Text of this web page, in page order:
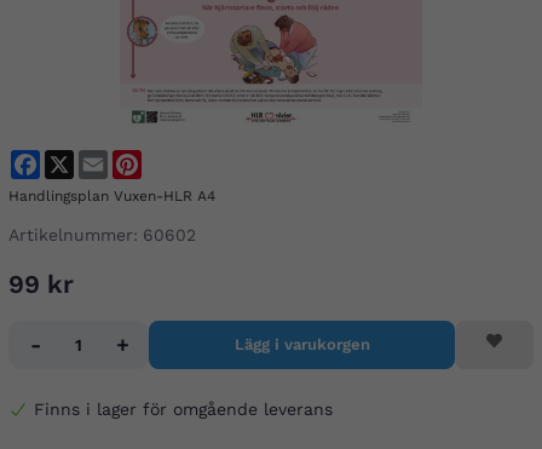
FacebookEmail
Handlingsplan Vuxen-HLR A4
Artikelnummer: 60602
99 kr
- + Lägg i varukorgen
Finns i lager för omgående leverans